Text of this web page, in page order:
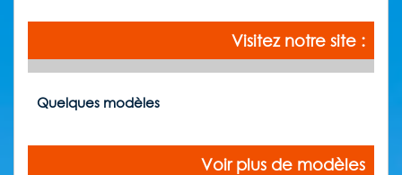
Visitez notre site :
Quelques modèles
Voir plus de modèles